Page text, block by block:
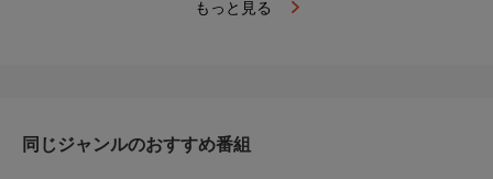
もっと見る
同じジャンルのおすすめ番組